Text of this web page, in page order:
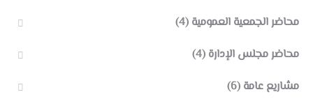
محاضر الجمعية العمومية (4)
محاضر مجلس الإدارة (4)
مشاريع عامة (6)